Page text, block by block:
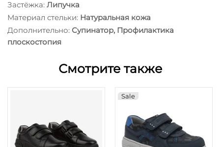
Застёжка: Липучка
Материал стельки: Натуральная кожа
Дополнительно: Супинатор, Профилактика
плоскостопия
Смотрите также
Sale